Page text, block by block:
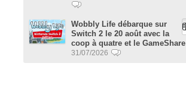
Wobbly Life débarque sur
Switch 2 le 20 août avec la
coop à quatre et le GameShare
31/07/2026